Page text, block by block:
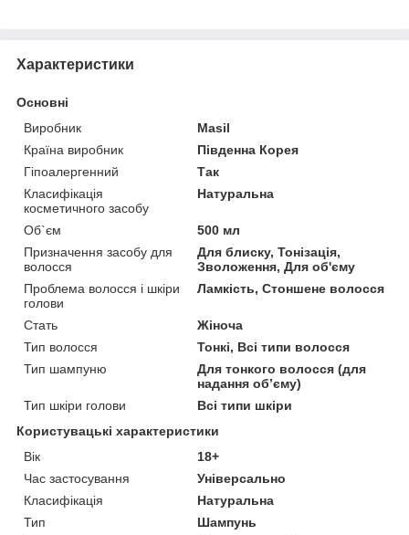
Характеристики
Основні
Виробник
Masil
Країна виробник
Південна Корея
Гіпоалергенний
Так
Класифікація
косметичного засобу
Натуральна
Об`єм
500 мл
Призначення засобу для
волосся
Для блиску, Тонізація,
Зволоження, Для об'єму
Проблема волосся і шкіри
голови
Ламкість, Стоншене волосся
Стать
Жіноча
Тип волосся
Тонкі, Всі типи волосся
Тип шампуню
Для тонкого волосся (для
надання обʼєму)
Тип шкіри голови
Всі типи шкіри
Користувацькі характеристики
Вік
18+
Час застосування
Універсально
Класифікація
Натуральна
Тип
Шампунь